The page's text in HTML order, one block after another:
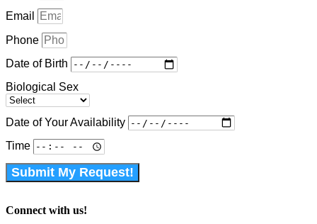
Email
Phone
Date of Birth
Biological Sex
Date of Your Availability
Time
Submit My Request!
Connect with us!